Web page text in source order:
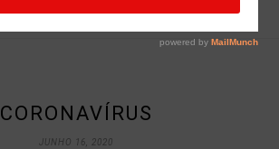
CORONAVÍRUS
JUNHO 16, 2020